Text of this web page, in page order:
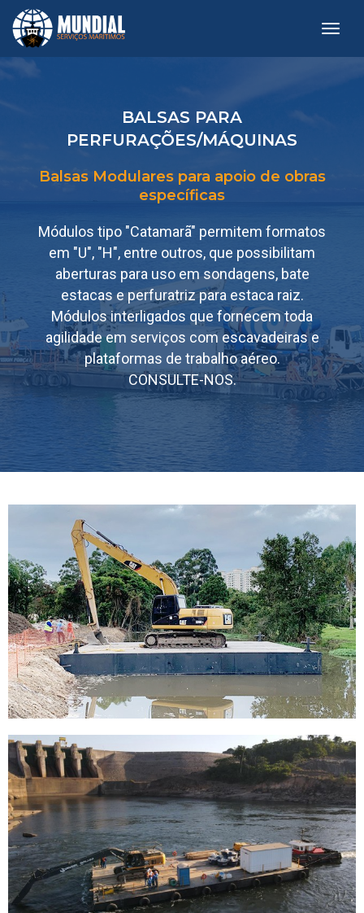
BALSAS PARA
PERFURAÇÕES/MÁQUINAS
Balsas Modulares para apoio de obras
específicas
Módulos tipo "Catamarã" permitem formatos
em "U", "H", entre outros, que possibilitam
aberturas para uso em sondagens, bate
estacas e perfuratriz para estaca raiz.
Módulos interligados que fornecem toda
agilidade em serviços com escavadeiras e
plataformas de trabalho aéreo.
CONSULTE-NOS.